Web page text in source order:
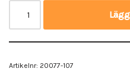
Artikelnr: 20077-107